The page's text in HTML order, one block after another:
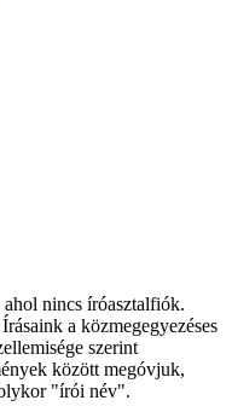
nincs íróasztalfiók.
a közmegegyezéses
szerint
között megóvjuk,
"írói név".